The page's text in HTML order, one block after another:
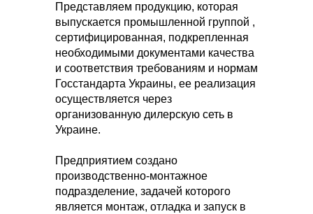
Представляем продукцию, которая
выпускается промышленной группой ,
сертифицированная, подкрепленная
необходимыми документами качества
и соответствия требованиям и нормам
Госстандарта Украины, ее реализация
осуществляется через
организованную дилерскую сеть в
Украине.
Предприятием создано
производственно-монтажное
подразделение, задачей которого
является монтаж, отладка и запуск в